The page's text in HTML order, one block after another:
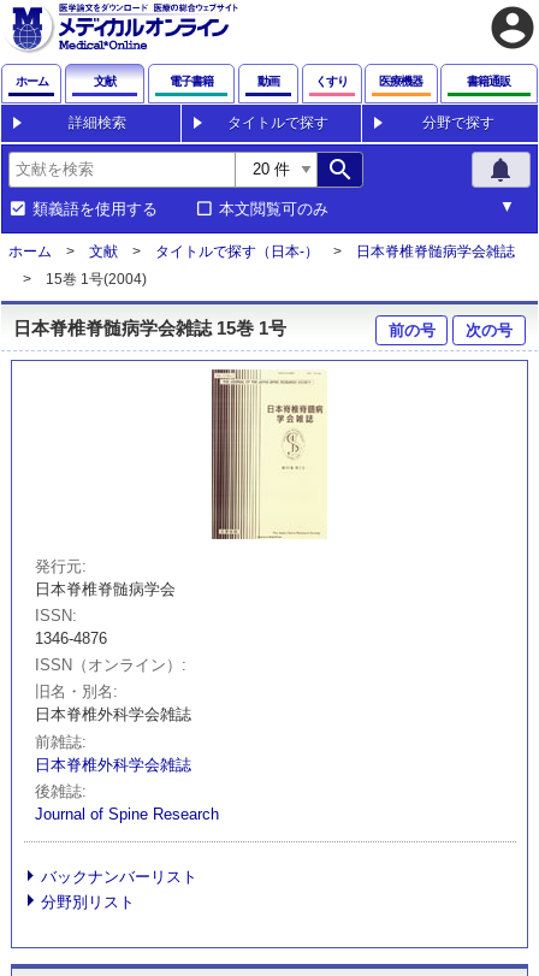
account_circle
ホーム 文献 電子書籍 動画 くすり 医療機器 書籍通販
詳細検索 タイトルで探す 分野で探す
search notifications
類義語を使用する 本文閲覧可のみ
ホーム 文献 タイトルで探す（日本-）
日本脊椎脊髄病学会雑誌
15巻 1号(2004)
日本脊椎脊髄病学会雑誌 15巻 1号 前の号 次の号
発行元
日本脊椎脊髄病学会
ISSN
1346-4876
ISSN（オンライン）
旧名・別名
日本脊椎外科学会雑誌
前雑誌
日本脊椎外科学会雑誌
後雑誌
Journal of Spine Research
バックナンバーリスト
分野別リスト